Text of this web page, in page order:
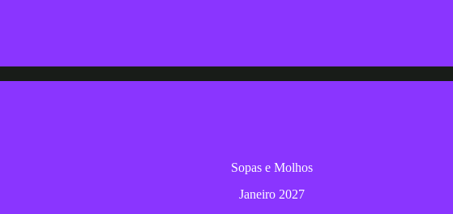
Sopas e Molhos
Janeiro 2027
Aprenda a fazer sopas e molhos deliciosos